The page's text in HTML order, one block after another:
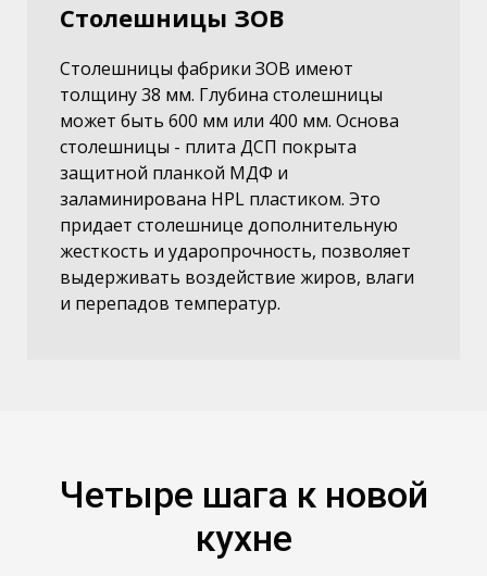
Столешницы ЗОВ
Столешницы фабрики ЗОВ имеют
толщину 38 мм. Глубина столешницы
может быть 600 мм или 400 мм. Основа
столешницы - плита ДСП покрыта
защитной планкой МДФ и
заламинирована HPL пластиком. Это
придает столешнице дополнительную
жесткость и ударопрочность, позволяет
выдерживать воздействие жиров, влаги
и перепадов температур.
Четыре шага к новой
кухне